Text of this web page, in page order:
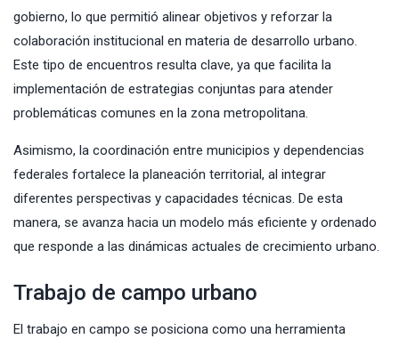
gobierno, lo que permitió alinear objetivos y reforzar la
colaboración institucional en materia de desarrollo urbano.
Este tipo de encuentros resulta clave, ya que facilita la
implementación de estrategias conjuntas para atender
problemáticas comunes en la zona metropolitana.
Asimismo, la coordinación entre municipios y dependencias
federales fortalece la planeación territorial, al integrar
diferentes perspectivas y capacidades técnicas. De esta
manera, se avanza hacia un modelo más eficiente y ordenado
que responde a las dinámicas actuales de crecimiento urbano.
Trabajo de campo urbano
El trabajo en campo se posiciona como una herramienta